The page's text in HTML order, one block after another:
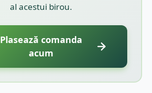
al acestui birou.
Plasează comanda
acum